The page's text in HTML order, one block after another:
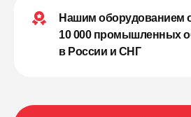
Нашим оборудованием
10 000 промышленных
в России и СНГ